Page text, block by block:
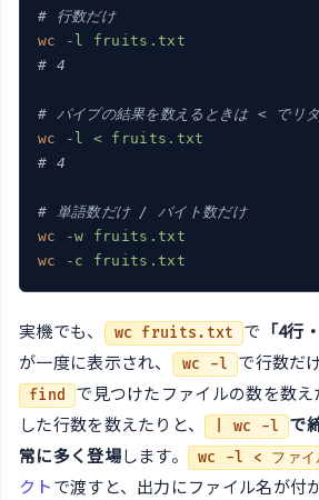
# 行数だけ
wc
-l fruits.txt
# 4
# パイプの結果を数えるときは < でリ
wc
-l < fruits.txt
# 4
# 単語数だけ / バイト数だけ
wc
-w fruits.txt
wc
-c fruits.txt
実機でも、 wc fruits.txt で 「4行
が一度に表示され、
wc -l で行数だ
find で見つけたファイルの数を数え
した行数を数えたりと、
| wc -l
で
常に多く登場します。 wc -l < ファイ
クトで渡すと、出力にファイル名が付